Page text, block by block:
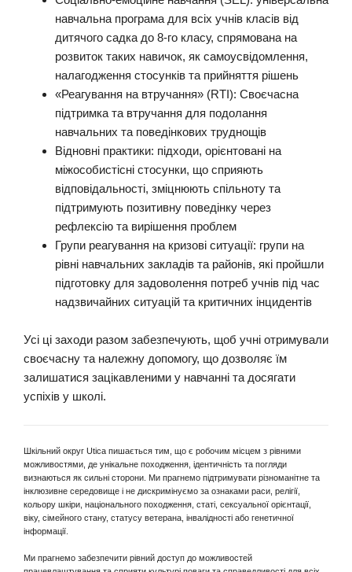
навчальна програма для всіх учнів класів від
дитячого садка до 8-го класу, спрямована на
розвиток таких навичок, як самоусвідомлення,
налагодження стосунків та прийняття рішень
«Реагування на втручання» (RTI): Своєчасна
підтримка та втручання для подолання
навчальних та поведінкових труднощів
Відновні практики: підходи, орієнтовані на
міжособистісні стосунки, що сприяють
відповідальності, зміцнюють спільноту та
підтримують позитивну поведінку через
рефлексію та вирішення проблем
Групи реагування на кризові ситуації: групи на
рівні навчальних закладів та районів, які пройшли
підготовку для задоволення потреб учнів під час
надзвичайних ситуацій та критичних інцидентів
Усі ці заходи разом забезпечують, щоб учні отримували
своєчасну та належну допомогу, що дозволяє їм
залишатися зацікавленими у навчанні та досягати
успіхів у школі.
Шкільний округ Utica пишається тим, що є робочим місцем з рівними
можливостями, де унікальне походження, ідентичність та погляди
визнаються як сильні сторони. Ми прагнемо підтримувати різноманітне та
інклюзивне середовище і не дискримінуємо за ознаками раси, релігії,
кольору шкіри, національного походження, статі, сексуальної орієнтації,
віку, сімейного стану, статусу ветерана, інвалідності або генетичної
інформації.
Ми прагнемо забезпечити рівний доступ до можливостей